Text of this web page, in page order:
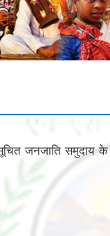
जनजाति समुदाय के